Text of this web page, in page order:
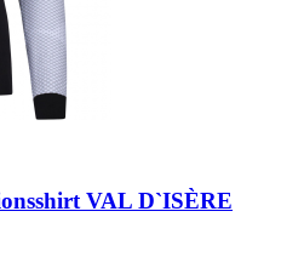
VAL D`ISÈRE